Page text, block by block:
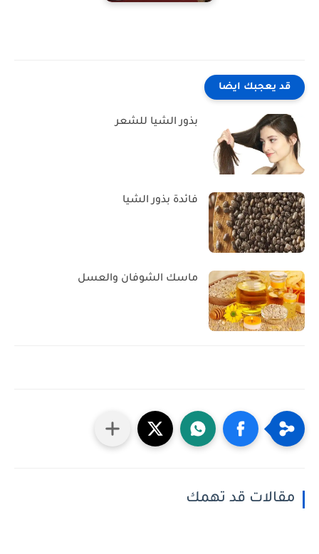
قد يعجبك ايضا
بذور الشيا للشعر
فائدة بذور الشيا
ماسك الشوفان والعسل
مقالات قد تهمك